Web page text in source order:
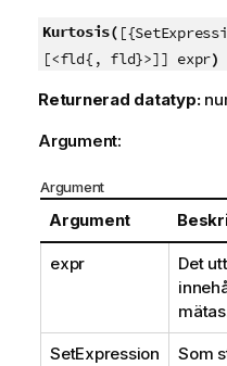
Kurtosis(
[<fld{, fld}>]] expr)
Returnerad datatyp:
Argument:
Argument
Argument
expr
Det
SetExpression
Som